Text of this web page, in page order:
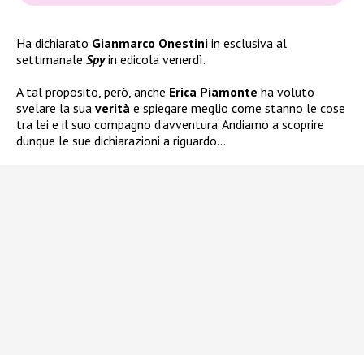
Ha dichiarato Gianmarco Onestini in esclusiva al
settimanale Spyin edicola venerdì.
A tal proposito, però, anche Erica Piamonte ha voluto
svelare la sua verità e spiegare meglio come stanno le cose
tra lei e il suo compagno d’avventura. Andiamo a scoprire
dunque le sue dichiarazioni a riguardo…